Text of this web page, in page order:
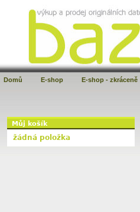
Domů E-shop E-shop - zkráceně
Můj košík
žádná položka